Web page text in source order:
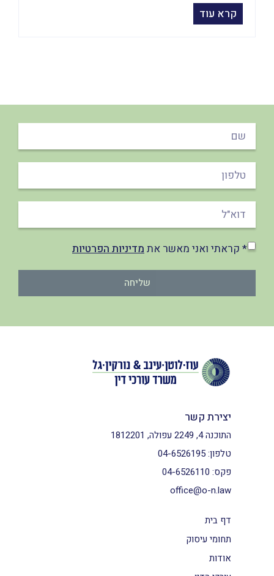
קרא עוד
* קראתי ואני מאשר אתמדיניות הפרטיות
שליחה
דף בית
תחומי עיסוק
אודות
יצירת קשר
התוכנה 4, 2249 עפולה, 1812201
טלפון:04-6526195
פקס: 04-6526110
office@o-n.law